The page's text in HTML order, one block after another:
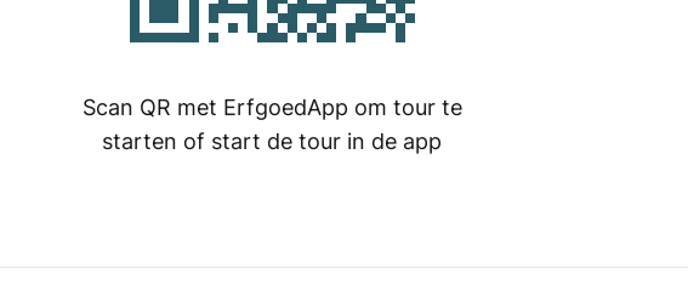
Scan QR met ErfgoedApp om tour te
starten of start de tour in de app